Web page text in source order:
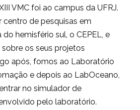
VMC foi ao campus da UFRJ.
centro de pesquisas em
hemisfério sul, o CEPEL, e
os seus projetos
após, fomos ao Laboratório
e depois ao LabOceano,
no simulador de
pelo laboratório.